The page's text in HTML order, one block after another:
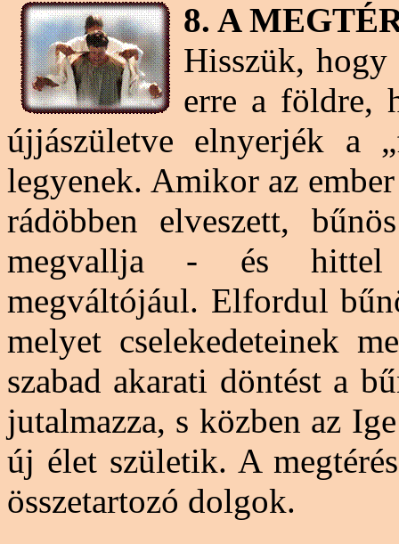
8. A
Hisszük, hogy
erre a földre,
újjászületve elnyerjék a
legyenek. Amikor az
rádöbben elveszett,
megvallja - és hittel
megváltójául. Elfordul
melyet cselekedeteinek
szabad akarati döntést a
jutalmazza, s közben az
új élet születik. A
összetartozó dolgok.